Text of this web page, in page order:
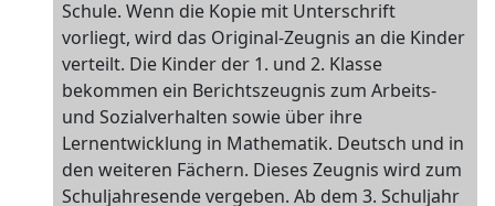
Schule. Wenn die Kopie mit Unterschrift
vorliegt, wird das Original-Zeugnis an die Kinder
verteilt. Die Kinder der 1. und 2. Klasse
bekommen ein Berichtszeugnis zum Arbeits-
und Sozialverhalten sowie über ihre
Lernentwicklung in Mathematik. Deutsch und in
den weiteren Fächern. Dieses Zeugnis wird zum
Schuljahresende vergeben. Ab dem 3. Schuljahr